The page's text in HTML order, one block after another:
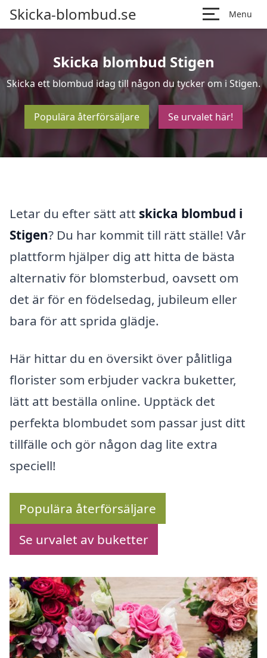
Skicka-blombud.se Menu
Skicka blombud Stigen
Skicka ett blombud idag till någon du tycker om i Stigen.
Populära återförsäljare Se urvalet här!
Letar du efter sätt att skicka blombud i
Stigen? Du har kommit till rätt ställe! Vår
plattform hjälper dig att hitta de bästa
alternativ för blomsterbud, oavsett om
det är för en födelsedag, jubileum eller
bara för att sprida glädje.
Här hittar du en översikt över pålitliga
florister som erbjuder vackra buketter,
lätt att beställa online. Upptäck det
perfekta blombudet som passar just ditt
tillfälle och gör någon dag lite extra
speciell!
Populära återförsäljare
Se urvalet av buketter